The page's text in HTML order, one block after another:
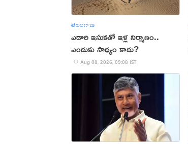
తెలంగాణ
ఎడారి ఇసుకతో ఇళ్ల నిర్మాణం..
ఎందుకు సాధ్యం కాదు?
Aug 08, 2026, 09:08 IST